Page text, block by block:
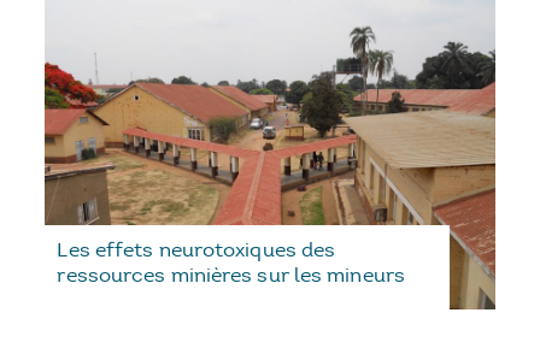
Les effets neurotoxiques des
ressources minières sur les mineurs